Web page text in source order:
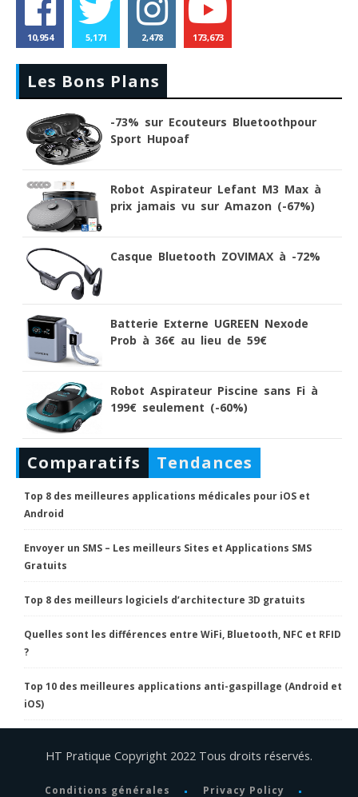
10,954 5,171 2,478 173,673
Les Bons Plans
-73% sur Ecouteurs Bluetoothpour
Sport Hupoaf
Robot Aspirateur Lefant M3 Max à
prix jamais vu sur Amazon (-67%)
Casque Bluetooth ZOVIMAX à -72%
Batterie Externe UGREEN Nexode
Prob à 36€ au lieu de 59€
Robot Aspirateur Piscine sans Fi à
199€ seulement (-60%)
Comparatifs Tendances
Top 8 des meilleures applications médicales pour iOS et
Android
Envoyer un SMS – Les meilleurs Sites et Applications SMS
Gratuits
Top 8 des meilleurs logiciels d’architecture 3D gratuits
Quelles sont les différences entre WiFi, Bluetooth, NFC et RFID
?
Top 10 des meilleures applications anti-gaspillage (Android et
iOS)
HT Pratique Copyright 2022 Tous droits réservés.
Conditions générales Privacy Policy